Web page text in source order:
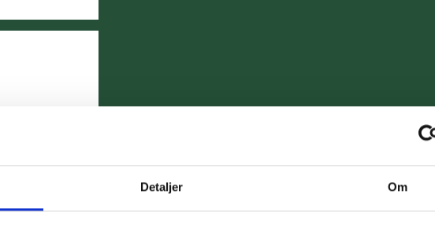
Detaljer Om